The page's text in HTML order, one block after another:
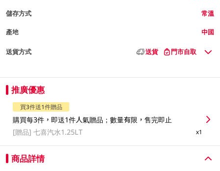
儲存方式 常溫
產地 中國
送貨方式 送貨 門市自取
推廣優惠
買3件送1件贈品
購買每3件，即送1件人氣贈品；數量有限，售完即止
[贈品]七喜汽水1.25LT x1
商品詳情